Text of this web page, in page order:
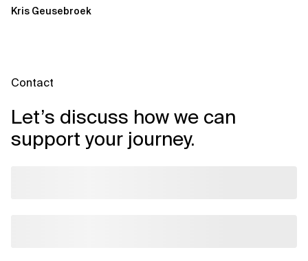
Kris Geusebroek
Contact
Let’s discuss how we can
support your journey.